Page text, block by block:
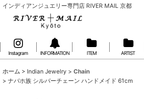
インディアンジュエリー専門店 RIVER MAIL 京都
Instagram INFORMATION ITEM ARTIST
ホーム > Indian Jewelry > Chain
> ナバホ族 シルバーチェーン ハンドメイド 61cm